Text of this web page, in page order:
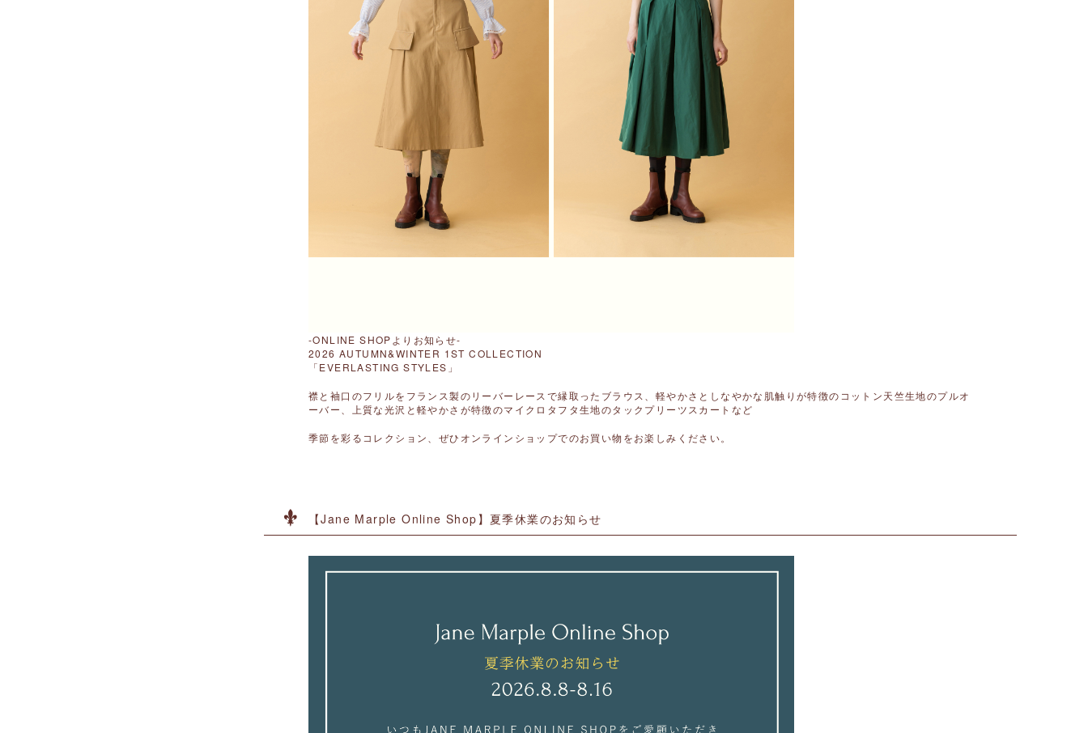
-ONLINE SHOPよりお知らせ-
2026 AUTUMN&WINTER 1ST COLLECTION
「EVERLASTING STYLES」
襟と袖口のフリルをフランス製のリーバーレースで縁取ったブラウス、軽やかさとしなやかな肌触りが特徴のコットン天竺生地のプルオ
ーバー、
上質な光沢と軽やかさが特徴のマイクロタフタ生地のタックプリーツスカートなど
季節を彩るコレクション、 ぜひオンラインショップでのお買い物をお楽しみください。
【Jane Marple Online Shop】夏季休業のお知らせ